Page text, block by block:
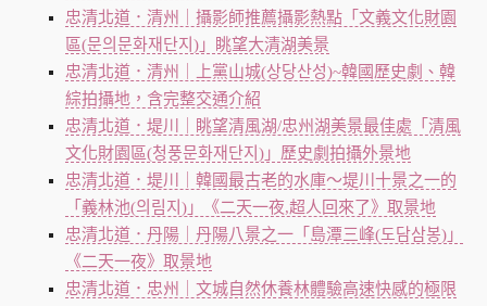
忠清北道．清州｜攝影師推薦攝影熱點「文義文化財園
區(문의문화재단지)」眺望大清湖美景
忠清北道．清州｜上黨山城(상당산성)~韓國歷史劇、韓
綜拍攝地，含完整交通介紹
忠清北道．堤川｜眺望清風湖/忠州湖美景最佳處「清風
文化財園區(청풍문화재단지)」歷史劇拍攝外景地
忠清北道．堤川｜韓國最古老的水庫～堤川十景之一的
「義林池(의림지)」《二天一夜,超人回來了》取景地
忠清北道．丹陽｜丹陽八景之一「島潭三峰(도담삼봉)」
《二天一夜》取景地
忠清北道．忠州｜文城自然休養林體驗高速快感的極限